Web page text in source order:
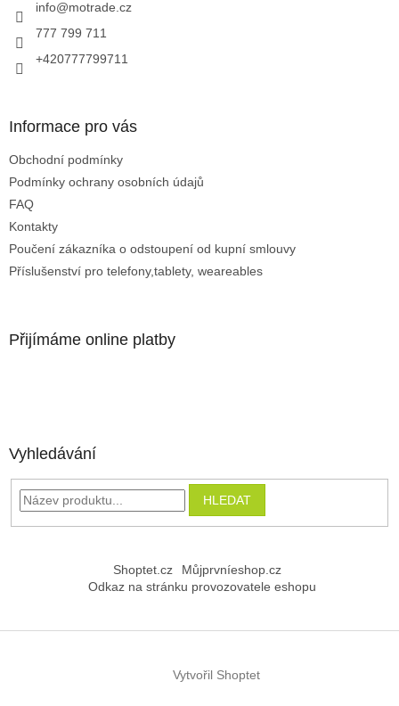
info@motrade.cz
777 799 711
+420777799711
Informace pro vás
Obchodní podmínky
Podmínky ochrany osobních údajů
FAQ
Kontakty
Poučení zákazníka o odstoupení od kupní smlouvy
Příslušenství pro telefony,tablety, weareables
Přijímáme online platby
Vyhledávání
HLEDAT
Shoptet.cz
Můjprvníeshop.cz
Odkaz na stránku provozovatele eshopu
Vytvořil Shoptet